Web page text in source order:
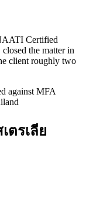
Certified
the matter in
client roughly two
against MFA
ตรเลีย